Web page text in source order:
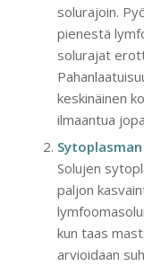
solurajoin.
pienestä
solurajat
keskinäinen
ilmaantua
Solujen
paljon
kun taas
arvioidaan